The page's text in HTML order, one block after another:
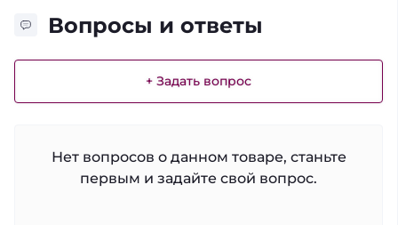
Вопросы и ответы
+ Задать вопрос
Нет вопросов о данном товаре, станьте
первым и задайте свой вопрос.